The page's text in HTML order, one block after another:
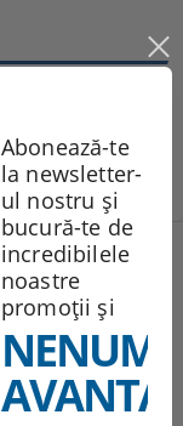
Abonează-te
la newsletter-
ul nostru și
bucură-te de
incredibilele
noastre
promoții și